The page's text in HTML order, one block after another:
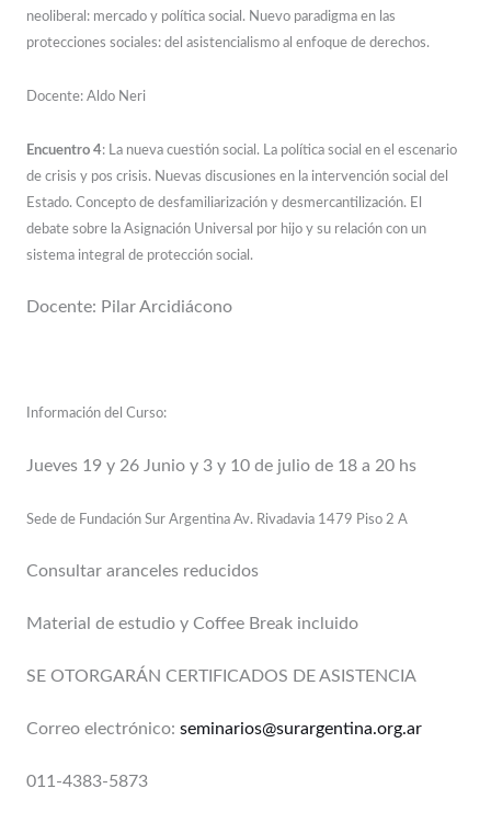
neoliberal: mercado y política social. Nuevo paradigma en las
protecciones sociales: del asistencialismo al enfoque de derechos.
Docente: Aldo Neri
Encuentro 4: La nueva cuestión social. La política social en el escenario
de crisis y pos crisis. Nuevas discusiones en la intervención social del
Estado. Concepto de desfamiliarización y desmercantilización. El
debate sobre la Asignación Universal por hijo y su relación con un
sistema integral de protección social.
Docente: Pilar Arcidiácono
Información del Curso:
Jueves 19 y 26 Junio y 3 y 10 de julio de 18 a 20 hs
Sede de Fundación Sur Argentina Av. Rivadavia 1479 Piso 2 A
Consultar aranceles reducidos
Material de estudio y Coffee Break incluido
SE OTORGARÁN CERTIFICADOS DE ASISTENCIA
Correo electrónico: seminarios@surargentina.org.ar
011-4383-5873